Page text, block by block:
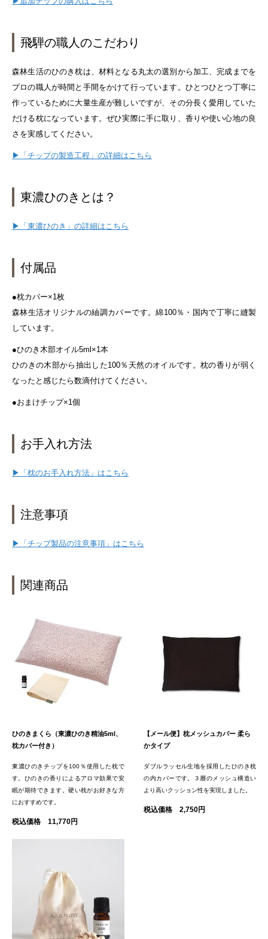
飛騨の職人のこだわり
森林生活のひのき枕は、材料となる丸太の選別から加工、完成までを
プロの職人が時間と手間をかけて行っています。ひとつひとつ丁寧に
作っているために大量生産が難しいですが、その分長く愛用していた
だける枕になっています。ぜひ実際に手に取り、香りや使い心地の良
さを実感してください。
▶「チップの製造工程」の詳細はこちら
東濃ひのきとは？
▶「東濃ひのき」の詳細はこちら
付属品
●枕カバー×1枚
森林生活オリジナルの紬調カバーです。綿100％・国内で丁寧に縫製
しています。
●ひのき木部オイル5ml×1本
ひのきの木部から抽出した100％天然のオイルです。枕の香りが弱く
なったと感じたら数滴付けてください。
●おまけチップ×1個
お手入れ方法
▶「枕のお手入れ方法」はこちら
注意事項
▶「チップ製品の注意事項」はこちら
関連商品
ひのきまくら（東濃ひのき精油5ml、
枕カバー付き）
東濃ひのきチップを100％使用した枕で
す。ひのきの香りによるアロマ効果で安
眠が期待できます。硬い枕がお好きな方
におすすめです。
税込価格 11,770円
【メール便】枕メッシュカバー 柔ら
かタイプ
ダブルラッセル生地を採用したひのき枕
の内カバーです。３層のメッシュ構造い
より高いクッション性を実現しました。
税込価格 2,750円